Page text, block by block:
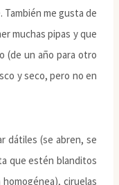
También me gusta de
muchas pipas y que
(de un año para otro
y seco, pero no en
dátiles (se abren, se
que estén blanditos
ciruelas